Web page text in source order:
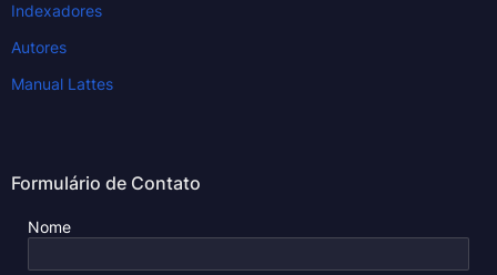
Indexadores
Autores
Manual Lattes
Formulário de Contato
Nome